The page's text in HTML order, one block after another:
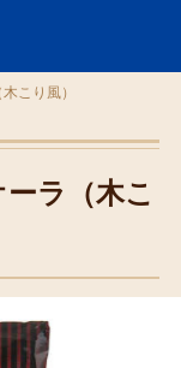
こり風）
ラ（木こ